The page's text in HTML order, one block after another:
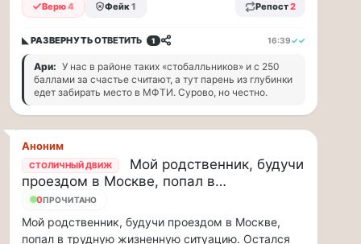
1
августа
в
московском
парке
«Сокольники»
откроется
«Капибара…
1
августа
в
московском
Верю4 Фейк1 Репост2
◣ РАЗВЕРНУТЬОТВЕТИТЬ 1 16:39✓✓
Ари: У нас в районе таких «стобалльников» и с 250
баллами за счастье считают, а тут парень из глубинки
едет забирать место в МФТИ. Сурово, но честно.
Аноним
СТОЛИЧНЫЙ ДВИЖ
Мой родственник, будучи
проездом в Москве, попал в…
0ПРОЧИТАНО
Мой родственник, будучи проездом в Москве,
попал в трудную жизненную ситуацию. Остался